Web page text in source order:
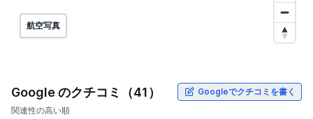
航空写真
Google のクチコミ（41）
関連性の高い順
Googleでクチコミを書く